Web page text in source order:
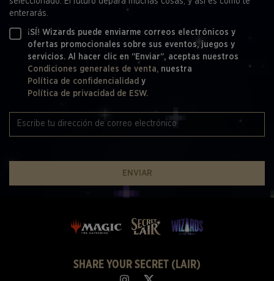
enterarás.
¡SÍ! Wizards puede enviarme correos electrónicos y
ofertas promocionales sobre sus eventos, juegos y
servicios. Al hacer clic en “Enviar”, aceptas nuestros
Condiciones generales de venta, nuestra
Política de confidencialidad y
Política de privacidad de ESW.
ENVIAR
SHARE YOUR SECRET (LAIR)